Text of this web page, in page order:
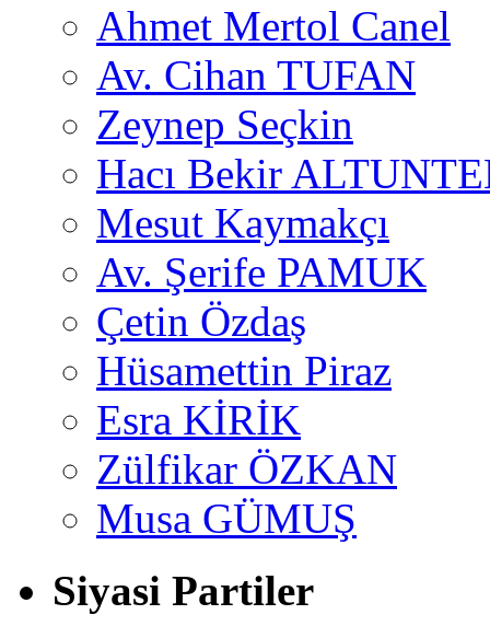
Ahmet Mertol Canel
Av. Cihan TUFAN
Zeynep Seçkin
Hacı Bekir
Mesut Kaymakçı
Av. Şerife PAMUK
Çetin Özdaş
Hüsamettin Piraz
Esra KİRİK
Zülfikar ÖZKAN
Musa GÜMUŞ
Siyasi Partiler